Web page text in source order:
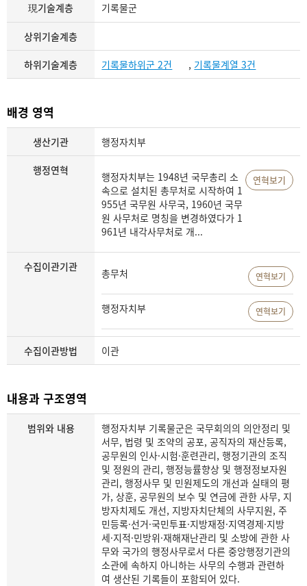
現기술계층 기록물군
상위기술계층
하위기술계층 기록물하위군 2건 , 기록물계열 3건
배경 영역
생산기관 행정자치부
행정연혁
행정자치부는 1948년 국무총리 소
속으로 설치된 총무처로 시작하여 1
955년 국무원 사무국, 1960년 국무
원 사무처로 명칭을 변경하였다가 1
961년 내각사무처로 개...
연혁보기
수집이관기관 총무처 연혁보기
행정자치부 연혁보기
수집이관방법 이관
내용과 구조영역
범위와 내용
행정자치부 기록물군은 국무회의의 의안정리 및
서무, 법령 및 조약의 공포, 공직자의 재산등록,
공무원의 인사·시험·훈련관리, 행정기관의 조직
및 정원의 관리, 행정능률향상 및 행정정보자원
관리, 행정사무 및 민원제도의 개선과 실태의 평
가, 상훈, 공무원의 보수 및 연금에 관한 사무, 지
방자치제도 개선, 지방자치단체의 사무지원, 주
민등록·선거·국민투표·지방재정·지역경제·지방
세·지적·민방위·재해재난관리 및 소방에 관한 사
무와 국가의 행정사무로서 다른 중앙행정기관의
소관에 속하지 아니하는 사무의 수행과 관련하
여 생산된 기록들이 포함되어 있다.